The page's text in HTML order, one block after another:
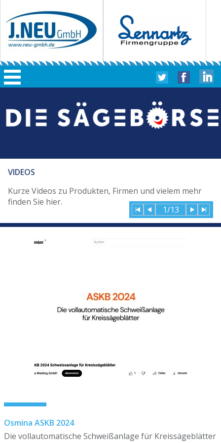
VIDEOS
Kurze Videos zu Produkten, Firmen und vielem mehr
finden Sie hier.
1/13
Osmina ASKB 2024
Die vollautomatische Schweißanlage für Kreissägeblätter